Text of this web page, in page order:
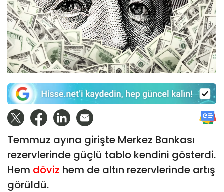
Temmuz ayına girişte Merkez Bankası
rezervlerinde güçlü tablo kendini gösterdi.
Hem döviz hem de altın rezervlerinde artış
görüldü.